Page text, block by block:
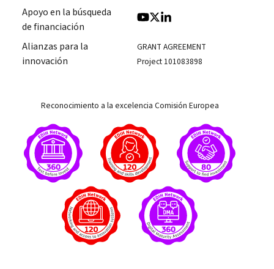
Apoyo en la búsqueda
de financiación
Alianzas para la
innovación
GRANT AGREEMENT
Project 101083898
Reconocimiento a la excelencia Comisión Europea